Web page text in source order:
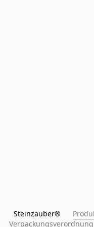
Steinzauber®
Verpackungsverordnung